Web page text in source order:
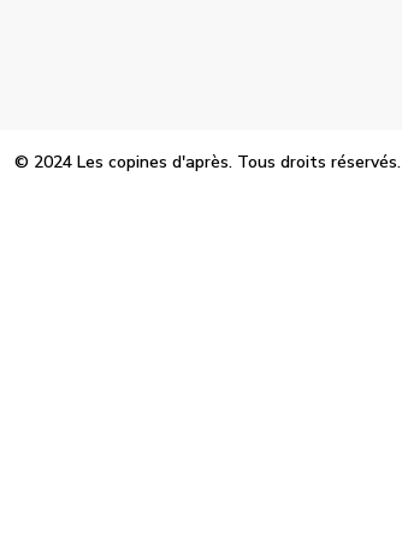
© 2024 Les copines d'après. Tous droits réservés.